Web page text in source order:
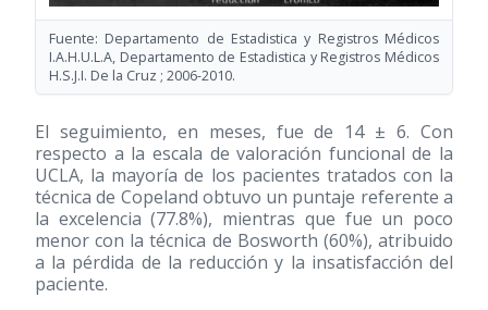
Fuente: Departamento de Estadistica y Registros Médicos
I.A.H.U.L.A, Departamento de Estadistica y Registros Médicos
H.S.J.I. De la Cruz ; 2006-2010.
El seguimiento, en meses, fue de 14 ± 6. Con
respecto a la escala de valoración funcional de la
UCLA, la mayoría de los pacientes tratados con la
técnica de Copeland obtuvo un puntaje referente a
la excelencia (77.8%), mientras que fue un poco
menor con la técnica de Bosworth (60%), atribuido
a la pérdida de la reducción y la insatisfacción del
paciente.